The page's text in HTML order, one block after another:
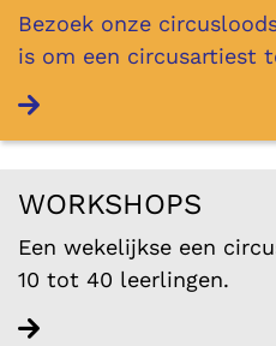
Bezoek onze
is om een circusartiest
Lees verder
WORKSHOPS
Een wekelijkse een
10 tot 40 leerlingen.
Lees verder